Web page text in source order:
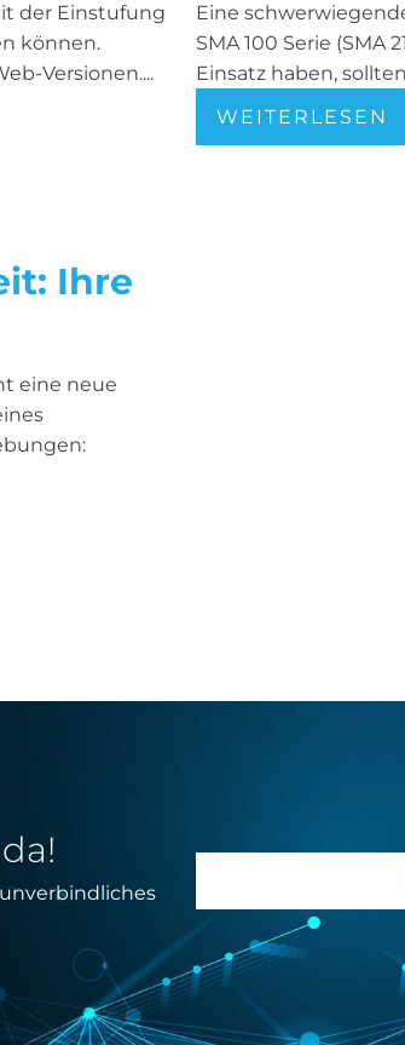
der Einstufung
können.
Versionen....
Eine
SMA 100 Serie (SMA
Einsatz haben,
WEITERLESEN
Ihre
eine neue